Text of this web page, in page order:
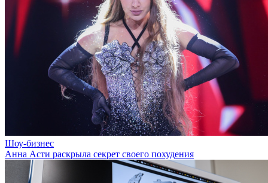
Шоу-бизнес
Анна Асти раскрыла секрет своего похудения